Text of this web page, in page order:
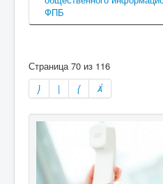
ФПБ
Страница 70 из 116